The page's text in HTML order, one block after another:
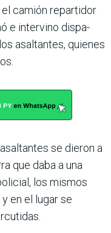
camión repartidor
e intervino dispa­
asaltantes, quienes
se dieron a
que daba a una
los mis­mos
en el lugar se